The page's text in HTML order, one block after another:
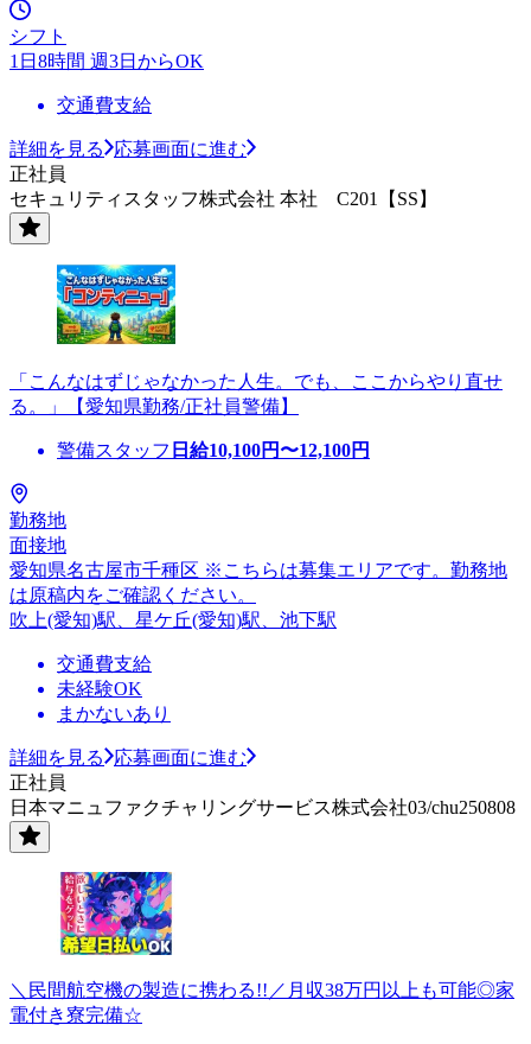
シフト
1日8時間 週3日からOK
交通費支給
詳細を見る
応募画面に進む
正社員
セキュリティスタッフ株式会社 本社 C201【SS】
「こんなはずじゃなかった人生。でも、ここからやり直せ
る。」【愛知県勤務/正社員警備】
警備スタッフ 日給10,100円〜12,100円
勤務地
面接地
愛知県名古屋市千種区 ※こちらは募集エリアです。勤務地
は原稿内をご確認ください。
吹上(愛知)駅、星ケ丘(愛知)駅、池下駅
交通費支給
未経験OK
まかないあり
詳細を見る
応募画面に進む
正社員
日本マニュファクチャリングサービス株式会社03/chu250808
＼民間航空機の製造に携わる!!／月収38万円以上も可能◎家
電付き寮完備☆